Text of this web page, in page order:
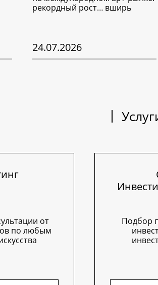
рекордный рост… вширь
24.07.2026
от
по любым
Подбор